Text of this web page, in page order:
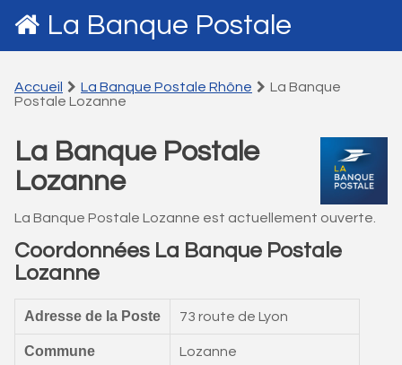
La Banque Postale
Accueil La Banque Postale Rhône
La Banque
Postale Lozanne
La Banque Postale
Lozanne
La Banque Postale Lozanne est actuellement ouverte.
Coordonnées La Banque Postale
Lozanne
Adresse de la Poste 73 route de Lyon
Commune Lozanne